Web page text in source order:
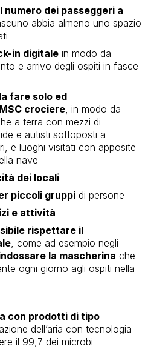
numero dei passeggeri a
abbia almeno uno spazio
in digitale in modo da
e arrivo degli ospiti in fasce
fare solo ed
crociere, in modo da
a terra con mezzi di
e autisti sottoposti a
e luoghi visitati con apposite
nave
dei locali
piccoli gruppi di persone
e attività
rispettare il
, come ad esempio negli
la mascherina che
ogni giorno agli ospiti nella
con prodotti di tipo
dell’aria con tecnologia
il 99,7 dei microbi